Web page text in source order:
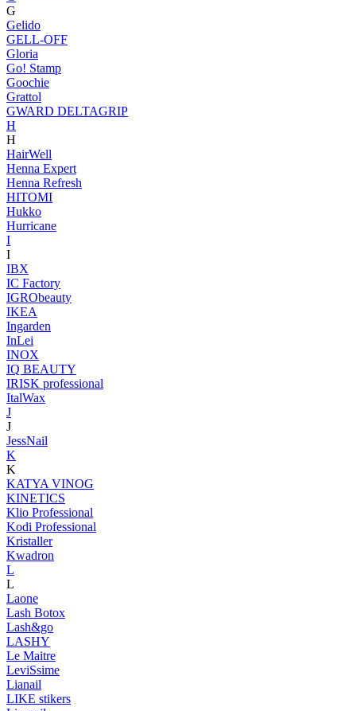
G
Gelido
GELL-OFF
Gloria
Go! Stamp
Goochie
Grattol
GWARD DELTAGRIP
H
H
HairWell
Henna Expert
Henna Refresh
HITOMI
Hukko
Hurricane
I
I
IBX
IC Factory
IGRObeauty
IKEA
Ingarden
InLei
INOX
IQ BEAUTY
IRISK professional
ItalWax
J
J
JessNail
K
K
KATYA VINOG
KINETICS
Klio Professional
Kodi Professional
Kristaller
Kwadron
L
L
Laone
Lash Botox
Lash&go
LASHY
Le Maitre
LeviSsime
Lianail
LIKE stikers